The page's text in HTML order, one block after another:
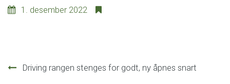
1. desember 2022
Innleggsnavigasjon
Driving rangen stenges for godt, ny åpnes snart